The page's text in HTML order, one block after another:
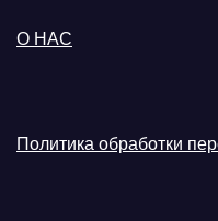
О НАС
Политика обработки